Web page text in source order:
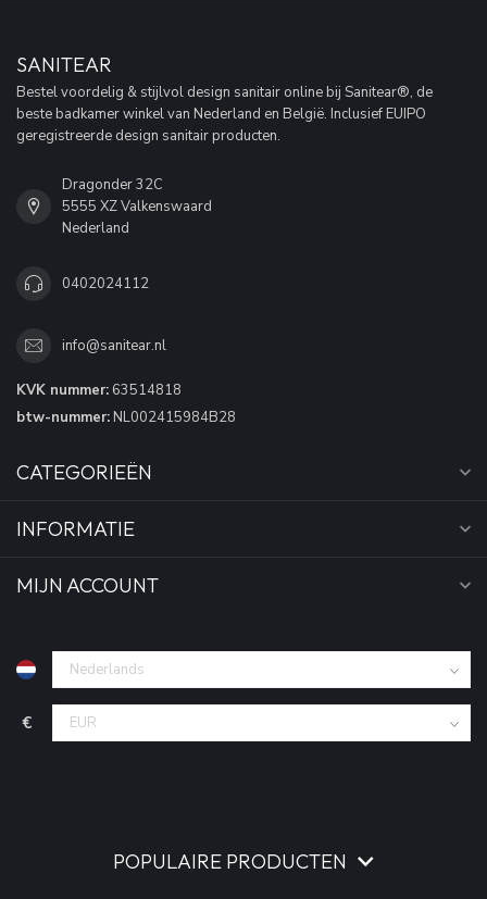
SANITEAR
Bestel voordelig & stijlvol design sanitair online bij Sanitear®, de
beste badkamer winkel van Nederland en België. Inclusief EUIPO
geregistreerde design sanitair producten.
Dragonder 32C
5555 XZ Valkenswaard
Nederland
0402024112
info@sanitear.nl
KVK nummer: 63514818
btw-nummer: NL002415984B28
CATEGORIEËN
INFORMATIE
MIJN ACCOUNT
€
POPULAIRE PRODUCTEN